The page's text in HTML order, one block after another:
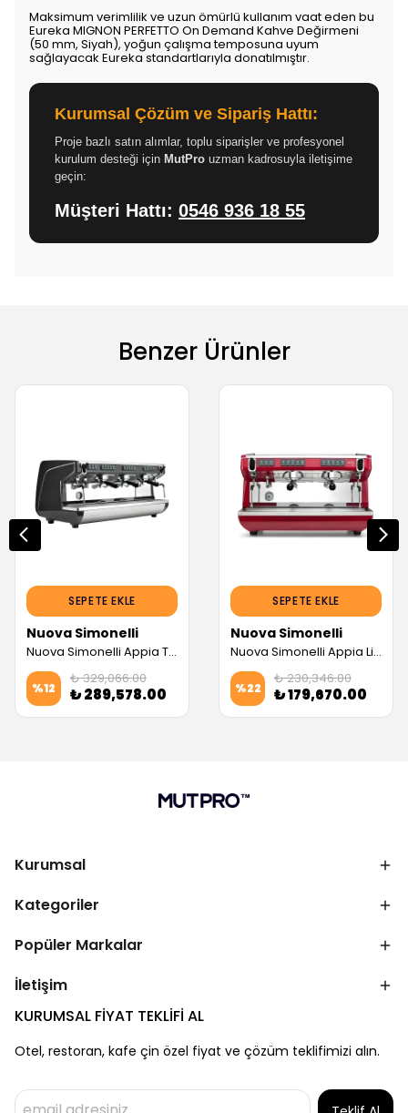
Maksimum verimlilik ve uzun ömürlü kullanım vaat eden bu
Eureka MIGNON PERFETTO On Demand Kahve Değirmeni
(50 mm, Siyah), yoğun çalışma temposuna uyum
sağlayacak Eureka standartlarıyla donatılmıştır.
Kurumsal Çözüm ve Sipariş Hattı:
Proje bazlı satın alımlar, toplu siparişler ve profesyonel
kurulum desteği için MutPro uzman kadrosuyla iletişime
geçin:
Müşteri Hattı: 0546 936 18 55
Benzer Ürünler
SEPETE EKLE
Nuova Simonelli
Nuova Simonelli Appia Tam Otomatik Espresso Kahve Makinesi, 3 Gruplu (Servis Garantili)
%12
₺ 329,066.00
₺ 289,578.00
SEPETE EKLE
Nuova Simonelli
Nuova Simonelli Appia Life 2 Gruplu Tam Otomatik Espresso Kahve Makinesi (Kırmızı) (Servis Garantili)
%22
₺ 230,346.00
₺ 179,670.00
Kurumsal
Kategoriler
Popüler Markalar
İletişim
KURUMSAL FİYAT TEKLİFİ AL
Otel, restoran, kafe çin özel fiyat ve çözüm teklifimizi alın.